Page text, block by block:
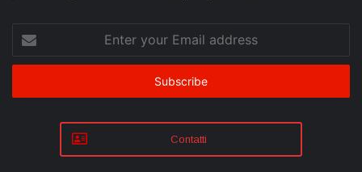
your
Email
Contatti